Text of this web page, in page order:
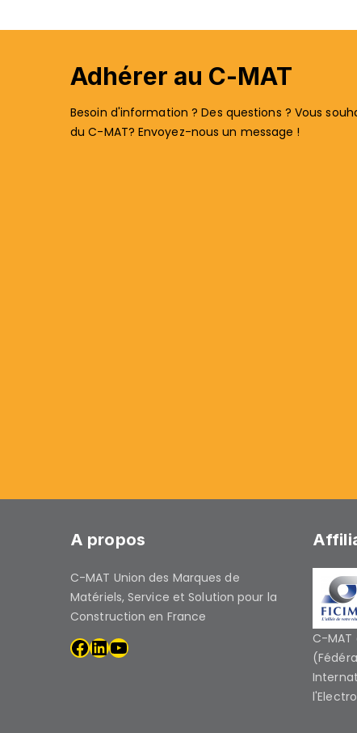
Adhérer au C-MAT
Besoin d'information ? Des questions ? Vous
du C-MAT? Envoyez-nous un message !
A propos
C-MAT Union des Marques de
Matériels, Service et Solution pour la
Construction en France
C-MAT